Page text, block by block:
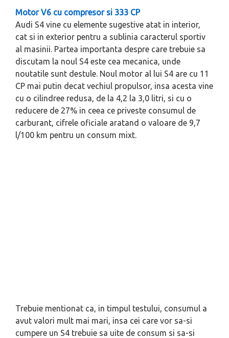
Motor V6 cu compresor si 333 CP
Audi S4 vine cu elemente sugestive atat in interior,
cat si in exterior pentru a sublinia caracterul sportiv
al masinii. Partea importanta despre care trebuie sa
discutam la noul S4 este cea mecanica, unde
noutatile sunt destule. Noul motor al lui S4 are cu 11
CP mai putin decat vechiul propulsor, insa acesta vine
cu o cilindree redusa, de la 4,2 la 3,0 litri, si cu o
reducere de 27% in ceea ce priveste consumul de
carburant, cifrele oficiale aratand o valoare de 9,7
l/100 km pentru un consum mixt.
Trebuie mentionat ca, in timpul testului, consumul a
avut valori mult mai mari, insa cei care vor sa-si
cumpere un S4 trebuie sa uite de consum si sa-si